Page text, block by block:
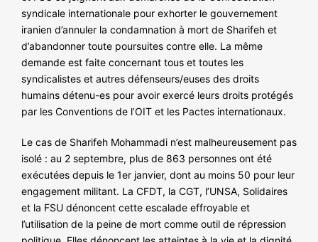
syndicale internationale pour exhorter le gouvernement
iranien d’annuler la condamnation à mort de Sharifeh et
d’abandonner toute poursuites contre elle. La même
demande est faite concernant tous et toutes les
syndicalistes et autres défenseurs/euses des droits
humains détenu-es pour avoir exercé leurs droits protégés
par les Conventions de l’OIT et les Pactes internationaux.
Le cas de Sharifeh Mohammadi n’est malheureusement pas
isolé : au 2 septembre, plus de 863 personnes ont été
exécutées depuis le 1er janvier, dont au moins 50 pour leur
engagement militant. La CFDT, la CGT, l’UNSA, Solidaires
et la FSU dénoncent cette escalade effroyable et
l’utilisation de la peine de mort comme outil de répression